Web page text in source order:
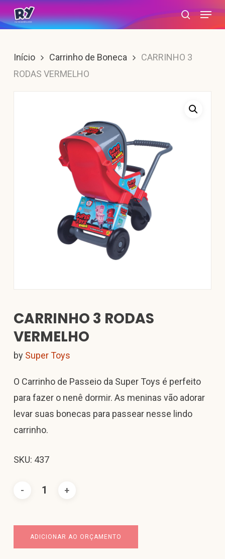
Skip
to
content
search
Menu
Início Carrinho de Boneca
CARRINHO 3
RODAS VERMELHO
CARRINHO 3 RODAS
VERMELHO
by Super Toys
O Carrinho de Passeio da Super Toys é perfeito
para fazer o nenê dormir. As meninas vão adorar
levar suas bonecas para passear nesse lindo
carrinho.
SKU: 437
ADICIONAR AO ORÇAMENTO